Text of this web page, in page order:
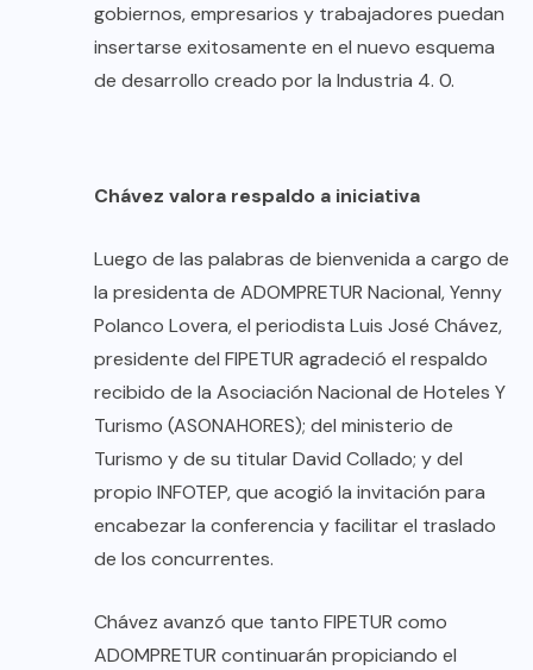
gobiernos, empresarios y trabajadores puedan
insertarse exitosamente en el nuevo esquema
de desarrollo creado por la Industria 4. 0.
Chávez valora respaldo a iniciativa
Luego de las palabras de bienvenida a cargo de
la presidenta de ADOMPRETUR Nacional, Yenny
Polanco Lovera, el periodista Luis José Chávez,
presidente del FIPETUR agradeció el respaldo
recibido de la Asociación Nacional de Hoteles Y
Turismo (ASONAHORES); del ministerio de
Turismo y de su titular David Collado; y del
propio INFOTEP, que acogió la invitación para
encabezar la conferencia y facilitar el traslado
de los concurrentes.
Chávez avanzó que tanto FIPETUR como
ADOMPRETUR continuarán propiciando el